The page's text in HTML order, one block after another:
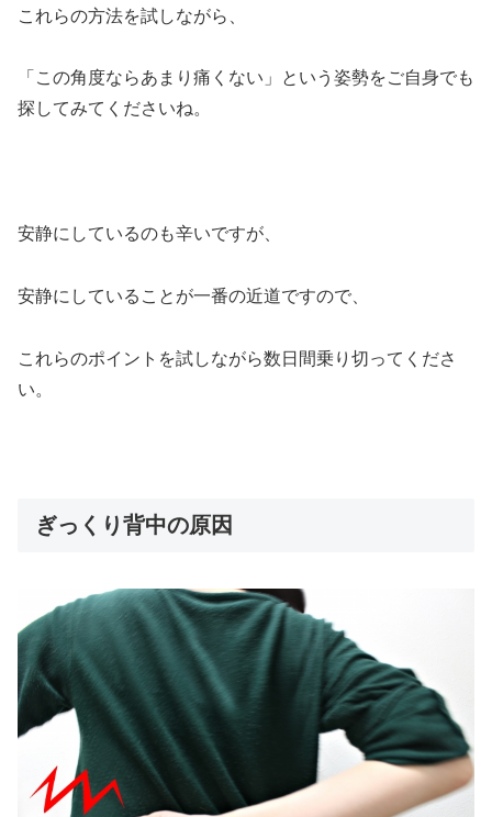
これらの方法を試しながら、
「この角度ならあまり痛くない」という姿勢をご自身でも
探してみてくださいね。
安静にしているのも辛いですが、
安静にしていることが一番の近道ですので、
これらのポイントを試しながら数日間乗り切ってくださ
い。
ぎっくり背中の原因